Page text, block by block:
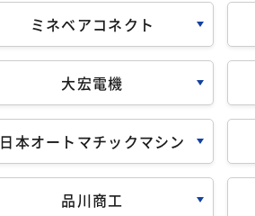
ミネベアコネクト
大宏電機
日本オートマチックマシン
品川商工